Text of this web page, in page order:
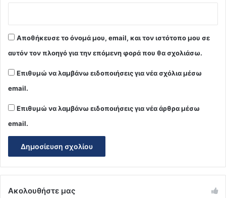
Αποθήκευσε το όνομά μου, email, και τον ιστότοπο μου σε
αυτόν τον πλοηγό για την επόμενη φορά που θα σχολιάσω.
Επιθυμώ να λαμβάνω ειδοποιήσεις για νέα σχόλια μέσω
email.
Επιθυμώ να λαμβάνω ειδοποιήσεις για νέα άρθρα μέσω
email.
Ακολουθήστε μας